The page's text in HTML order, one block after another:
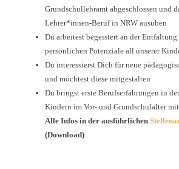
Grundschullehramt abgeschlossen und
Lehrer*innen-Beruf in NRW ausüben
Du arbeitest begeistert an der Entfaltung
persönlichen Potenziale all unserer
Du interessierst Dich für neue
und möchtest diese mitgestalten
Du bringst erste Berufserfahrungen in
Kindern im Vor- und Grundschulalter mit
Alle Infos in der ausführlichen
(Download)